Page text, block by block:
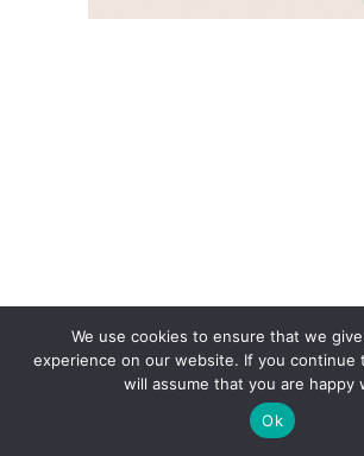
We use cookies to ensure that we
experience on our website. If you continue
will assume that you are happy
Ok